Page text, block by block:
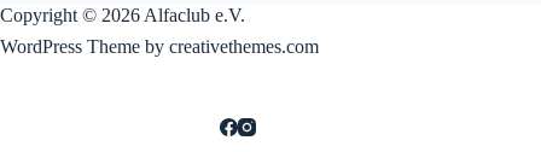
Copyright © 2026 Alfaclub e.V.
WordPress Theme by creativethemes.com